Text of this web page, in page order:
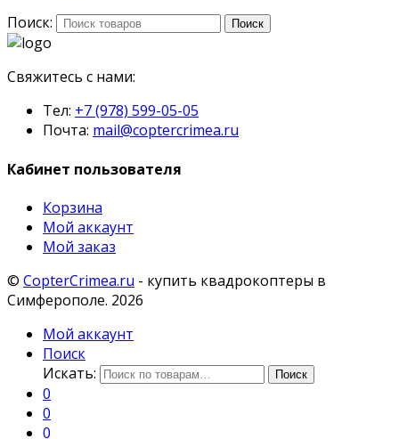
Поиск:
Поиск
Свяжитесь с нами:
Тел: +7 (978) 599-05-05
Почта: mail@coptercrimea.ru
Кабинет пользователя
Корзина
Мой аккаунт
Мой заказ
© CopterCrimea.ru - купить квадрокоптеры в
Симферополе. 2026
Мой аккаунт
Поиск
Искать:
Поиск
0
0
0